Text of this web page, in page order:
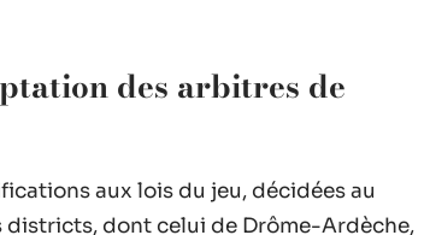
des arbitres de
aux lois du jeu, décidées au
districts, dont celui de Drôme-Ardèche,